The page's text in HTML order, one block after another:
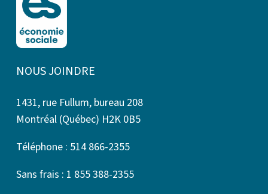
NOUS JOINDRE
1431, rue Fullum, bureau 208
Montréal (Québec) H2K 0B5
Téléphone : 514 866-2355
Sans frais : 1 855 388-2355